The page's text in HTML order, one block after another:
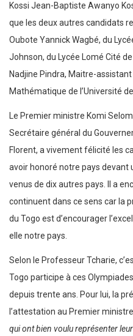
Kossi Jean-Baptiste Awanyo
que les deux autres candidats
Oubote Yannick Wagbé, du
Johnson, du Lycée Lomé Cité
Nadjine Pindra, Maitre-
Mathématique de l’Université
Le Premier ministre Komi
Secrétaire général du
Florent, a vivement félicité les
avoir honoré notre pays devant
venus de dix autres pays. Il a
continuent dans ce sens car la
du Togo est d’encourager
elle notre pays.
Selon le Professeur Tcharie,
Togo participe à ces
depuis trente ans. Pour lui, la
l’attestation au Premier
qui ont bien voulu représenter